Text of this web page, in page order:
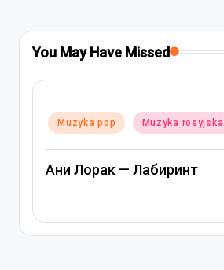
You May Have Missed
Posted
in
Muzyka pop Muzyka rosyjska
Ани Лорак — Лабиринт